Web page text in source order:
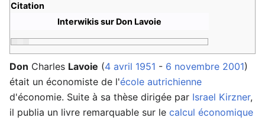
Citation
Interwikis sur Don Lavoie
Don Charles Lavoie (4 avril 1951 - 6 novembre 2001)
était un économiste de l'école autrichienne
d'économie. Suite à sa thèse dirigée par Israel Kirzner,
il publia un livre remarquable sur le calcul économique